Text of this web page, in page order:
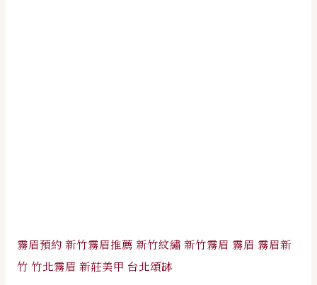
霧眉預約 新竹霧眉推薦 新竹紋繡 新竹霧眉 霧眉 霧眉新
竹 竹北霧眉 新莊美甲 台北頌缽